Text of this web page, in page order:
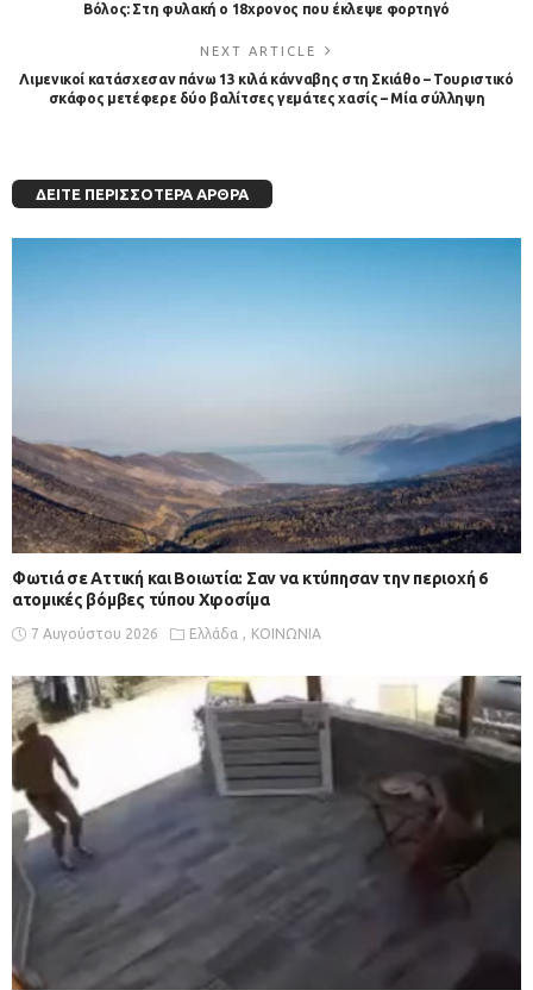
Βόλος: Στη φυλακή ο 18χρονος που έκλεψε φορτηγό
NEXT ARTICLE
Λιμενικοί κατάσχεσαν πάνω 13 κιλά κάνναβης στη Σκιάθο – Τουριστικό
σκάφος μετέφερε δύο βαλίτσες γεμάτες χασίς – Μία σύλληψη
ΔΕΊΤΕ ΠΕΡΙΣΣΌΤΕΡΑ ΆΡΘΡΑ
Φωτιά σε Αττική και Βοιωτία: Σαν να κτύπησαν την περιοχή 6
ατομικές βόμβες τύπου Χιροσίμα
7 Αυγούστου 2026 Ελλάδα ΚΟΙΝΩΝΙΑ